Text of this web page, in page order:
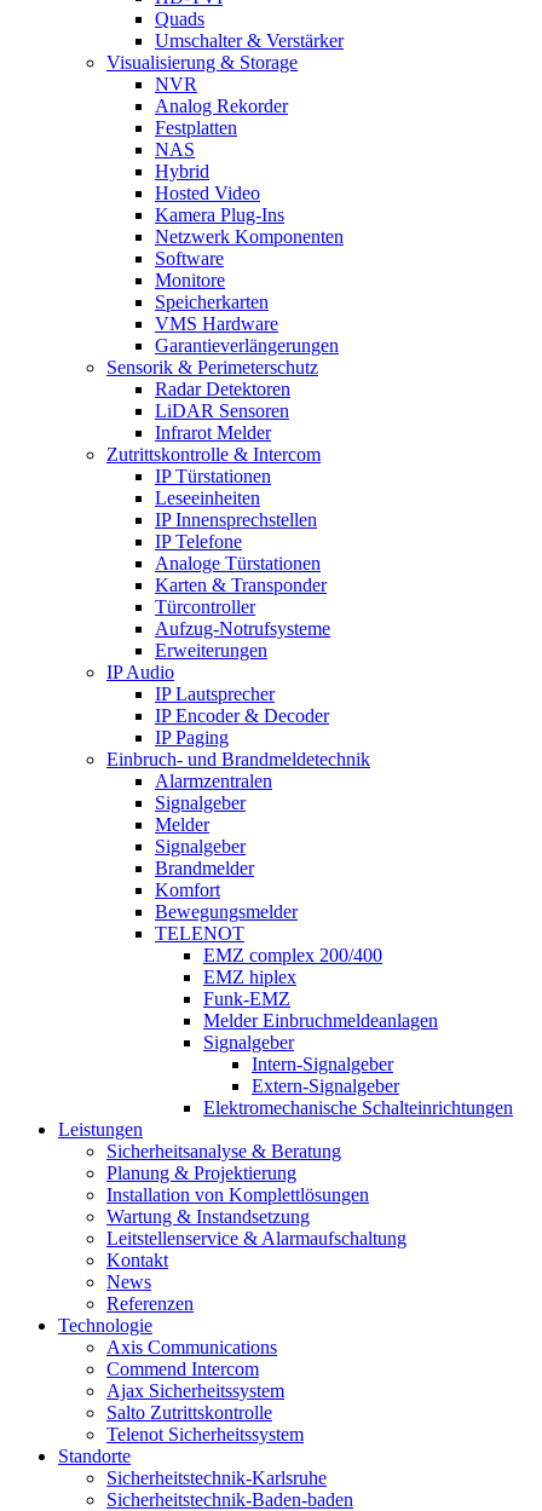
Quads
Umschalter & Verstärker
Visualisierung & Storage
NVR
Analog Rekorder
Festplatten
NAS
Hybrid
Hosted Video
Kamera Plug-Ins
Netzwerk Komponenten
Software
Monitore
Speicherkarten
VMS Hardware
Garantieverlängerungen
Sensorik & Perimeterschutz
Radar Detektoren
LiDAR Sensoren
Infrarot Melder
Zutrittskontrolle & Intercom
IP Türstationen
Leseeinheiten
IP Innensprechstellen
IP Telefone
Analoge Türstationen
Karten & Transponder
Türcontroller
Aufzug-Notrufsysteme
Erweiterungen
IP Audio
IP Lautsprecher
IP Encoder & Decoder
IP Paging
Einbruch- und Brandmeldetechnik
Alarmzentralen
Signalgeber
Melder
Signalgeber
Brandmelder
Komfort
Bewegungsmelder
TELENOT
EMZ complex 200/400
EMZ hiplex
Funk-EMZ
Melder Einbruchmeldeanlagen
Signalgeber
Intern-Signalgeber
Extern-Signalgeber
Elektromechanische Schalteinrichtungen
Leistungen
Sicherheitsanalyse & Beratung
Planung & Projektierung​
Installation von Komplettlösungen
Wartung & Instandsetzung
Leitstellenservice & Alarmaufschaltung
Kontakt
News
Referenzen
Technologie
Axis Communications
Commend Intercom
Ajax Sicherheitssystem​
Salto Zutrittskontrolle
Telenot Sicherheitssystem
Standorte
Sicherheitstechnik-Karlsruhe
Sicherheitstechnik-Baden-baden